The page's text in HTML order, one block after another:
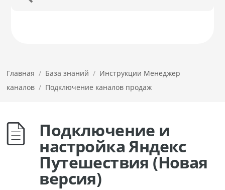
Главная / База знаний / Инструкции Менеджер
каналов / Подключение каналов продаж
Подключение и
настройка Яндекс
Путешествия (Новая
версия)